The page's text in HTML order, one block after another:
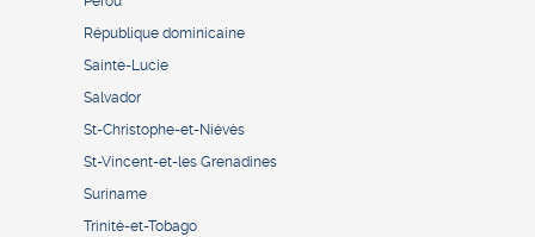
République dominicaine
Sainte-Lucie
Salvador
St-Christophe-et-Niévès
St-Vincent-et-les Grenadines
Suriname
Trinité-et-Tobago